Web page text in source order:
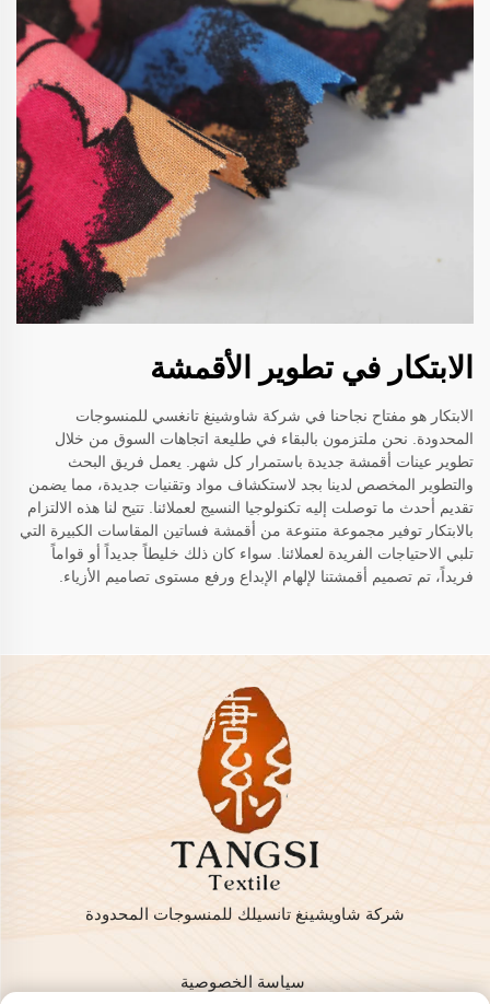
الابتكار في تطوير الأقمشة
الابتكار هو مفتاح نجاحنا في شركة شاوشينغ تانغسي للمنسوجات
المحدودة. نحن ملتزمون بالبقاء في طليعة اتجاهات السوق من خلال
تطوير عينات أقمشة جديدة باستمرار كل شهر. يعمل فريق البحث
والتطوير المخصص لدينا بجد لاستكشاف مواد وتقنيات جديدة، مما يضمن
تقديم أحدث ما توصلت إليه تكنولوجيا النسيج لعملائنا. تتيح لنا هذه الالتزام
بالابتكار توفير مجموعة متنوعة من أقمشة فساتين المقاسات الكبيرة التي
تلبي الاحتياجات الفريدة لعملائنا. سواء كان ذلك خليطاً جديداً أو قواماً
فريداً، تم تصميم أقمشتنا لإلهام الإبداع ورفع مستوى تصاميم الأزياء.
شركة شاويشينغ تانسيلك للمنسوجات المحدودة
سياسة الخصوصية